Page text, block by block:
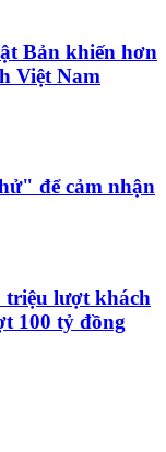
Bản khiến hơn
Việt Nam
để cảm nhận
triệu lượt khách
100 tỷ đồng